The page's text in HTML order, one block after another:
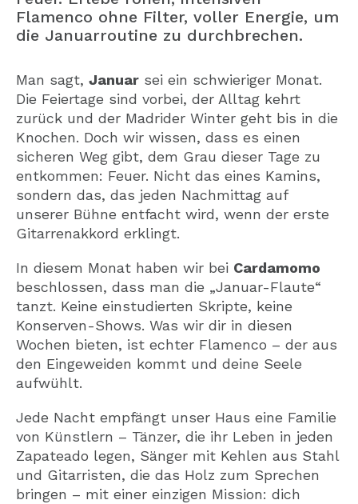
Flamenco ohne Filter, voller Energie, um
die Januarroutine zu durchbrechen.
Man sagt, Januar sei ein schwieriger Monat.
Die Feiertage sind vorbei, der Alltag kehrt
zurück und der Madrider Winter geht bis in die
Knochen. Doch wir wissen, dass es einen
sicheren Weg gibt, dem Grau dieser Tage zu
entkommen: Feuer. Nicht das eines Kamins,
sondern das, das jeden Nachmittag auf
unserer Bühne entfacht wird, wenn der erste
Gitarrenakkord erklingt.
In diesem Monat haben wir bei Cardamomo
beschlossen, dass man die „Januar-Flaute“
tanzt. Keine einstudierten Skripte, keine
Konserven-Shows. Was wir dir in diesen
Wochen bieten, ist echter Flamenco – der aus
den Eingeweiden kommt und deine Seele
aufwühlt.
Jede Nacht empfängt unser Haus eine Familie
von Künstlern – Tänzer, die ihr Leben in jeden
Zapateado legen, Sänger mit Kehlen aus Stahl
und Gitarristen, die das Holz zum Sprechen
bringen – mit einer einzigen Mission: dich